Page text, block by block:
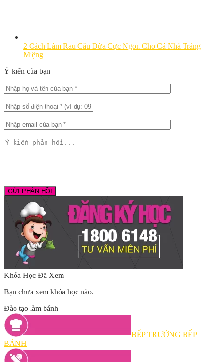
2 Cách Làm Rau Câu Dừa Cực Ngon Cho Cả Nhà Tráng
Miệng
Ý kiến của bạn
Khóa Học Đã Xem
Bạn chưa xem khóa học nào.
Đào tạo làm bánh
BẾP TRƯỞNG BẾP
BÁNH